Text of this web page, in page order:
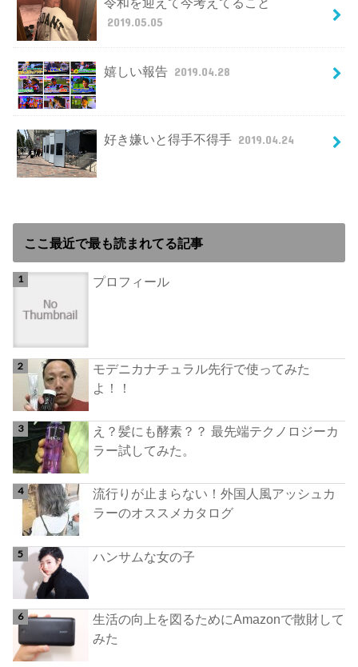
2019.05.05
嬉しい報告 2019.04.28
好き嫌いと得手不得手 2019.04.24
ここ最近で最も読まれてる記事
プロフィール
モデニカナチュラル先行で使ってみた
よ！！
え？髪にも酵素？？ 最先端テクノロジーカ
ラー試してみた。
流行りが止まらない！外国人風アッシュカ
ラーのオススメカタログ
ハンサムな女の子
生活の向上を図るためにAmazonで散財して
みた